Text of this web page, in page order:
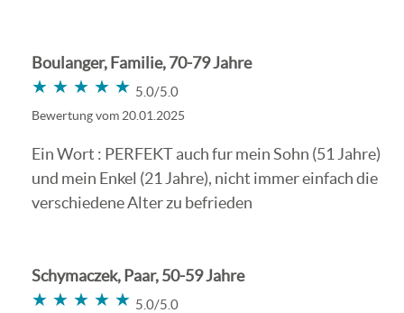
Boulanger, Familie, 70-79 Jahre
★★★★★
★★★★★ 5.0/5.0
Bewertung vom 20.01.2025
Ein Wort : PERFEKT auch fur mein Sohn (51 Jahre)
und mein Enkel (21 Jahre), nicht immer einfach die
verschiedene Alter zu befrieden
Schymaczek, Paar, 50-59 Jahre
★★★★★
★★★★★ 5.0/5.0